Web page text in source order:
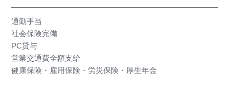
通勤手当
社会保険完備
PC貸与
営業交通費全額支給
健康保険・雇用保険・労災保険・厚生年金